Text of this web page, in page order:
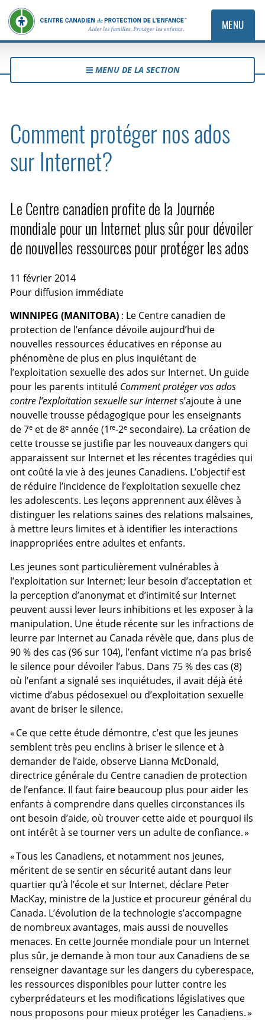
MENU
MENU DE LA SECTION
Comment protéger nos ados
sur Internet?
Le Centre canadien profite de la Journée
mondiale pour un Internet plus sûr pour dévoiler
de nouvelles ressources pour protéger les ados
11 février 2014
Pour diffusion immédiate
WINNIPEG (MANITOBA) : Le Centre canadien de
protection de l’enfance dévoile aujourd’hui de
nouvelles ressources éducatives en réponse au
phénomène de plus en plus inquiétant de
l’exploitation sexuelle des ados sur Internet. Un guide
pour les parents intitulé Comment protéger vos ados
contre l’exploitation sexuelle sur Internets’ajoute à une
nouvelle trousse pédagogique pour les enseignants
de 7e et de 8e année (1 re-2e secondaire). La création de
cette trousse se justifie par les nouveaux dangers qui
apparaissent sur Internet et les récentes tragédies qui
ont coûté la vie à des jeunes Canadiens. L’objectif est
de réduire l’incidence de l’exploitation sexuelle chez
les adolescents. Les leçons apprennent aux élèves à
distinguer les relations saines des relations malsaines,
à mettre leurs limites et à identifier les interactions
inappropriées entre adultes et enfants.
Les jeunes sont particulièrement vulnérables à
l’exploitation sur Internet; leur besoin d’acceptation et
la perception d’anonymat et d’intimité sur Internet
peuvent aussi lever leurs inhibitions et les exposer à la
manipulation. Une étude récente sur les infractions de
leurre par Internet au Canada révèle que, dans plus de
90 % des cas (96 sur 104), l’enfant victime n’a pas brisé
le silence pour dévoiler l’abus. Dans 75 % des cas (8)
où l’enfant a signalé ses inquiétudes, il avait déjà été
victime d’abus pédosexuel ou d’exploitation sexuelle
avant de briser le silence.
« Ce que cette étude démontre, c’est que les jeunes
semblent très peu enclins à briser le silence et à
demander de l’aide, observe Lianna McDonald,
directrice générale du Centre canadien de protection
de l’enfance. Il faut faire beaucoup plus pour aider les
enfants à comprendre dans quelles circonstances ils
ont besoin d’aide, où trouver cette aide et pourquoi ils
ont intérêt à se tourner vers un adulte de confiance. »
« Tous les Canadiens, et notamment nos jeunes,
méritent de se sentir en sécurité autant dans leur
quartier qu’à l’école et sur Internet, déclare Peter
MacKay, ministre de la Justice et procureur général du
Canada. L’évolution de la technologie s’accompagne
de nombreux avantages, mais aussi de nouvelles
menaces. En cette Journée mondiale pour un Internet
plus sûr, je demande à mon tour aux Canadiens de se
renseigner davantage sur les dangers du cyberespace,
les ressources disponibles pour lutter contre les
cyberprédateurs et les modifications législatives que
nous proposons pour mieux protéger les Canadiens. »